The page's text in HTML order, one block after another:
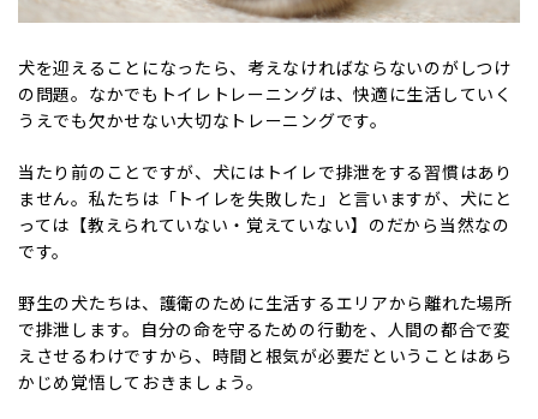
犬を迎えることになったら、考えなければならないのがしつけ
の問題。なかでもトイレトレーニングは、快適に生活していく
うえでも欠かせない大切なトレーニングです。
当たり前のことですが、犬にはトイレで排泄をする習慣はあり
ません。私たちは「トイレを失敗した」と言いますが、犬にと
っては【教えられていない・覚えていない】のだから当然なの
です。
野生の犬たちは、護衛のために生活するエリアから離れた場所
で排泄します。自分の命を守るための行動を、人間の都合で変
えさせるわけですから、時間と根気が必要だということはあら
かじめ覚悟しておきましょう。